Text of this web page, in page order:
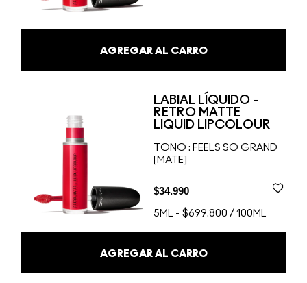
AGREGAR AL CARRO
LABIAL LÍQUIDO -
RETRO MATTE
LIQUID LIPCOLOUR
TONO : FEELS SO GRAND
[MATE]
$34.990
5ML - $699.800 / 100ML
AGREGAR AL CARRO